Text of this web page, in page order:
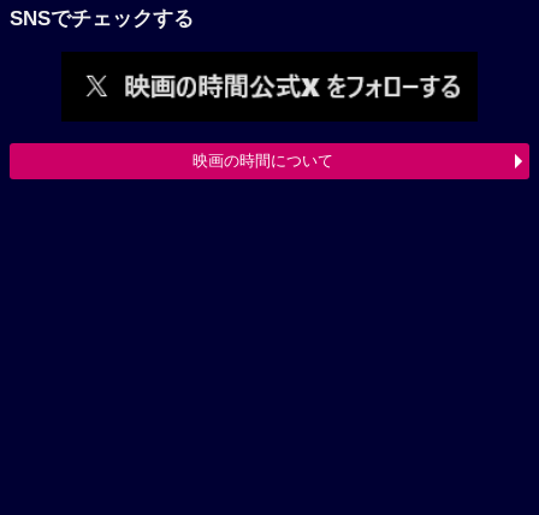
SNSでチェックする
映画の時間について